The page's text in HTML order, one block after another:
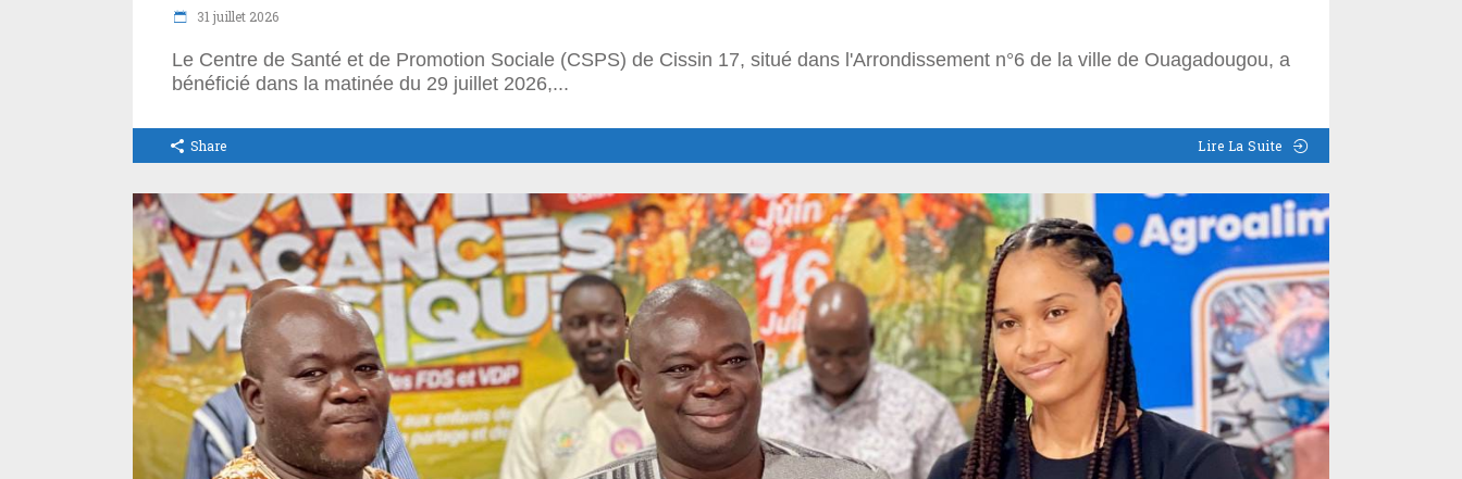
31 juillet 2026
Le Centre de Santé et de Promotion Sociale (CSPS) de Cissin 17, situé dans l'Arrondissement n°6 de la ville de Ouagadougou, a
bénéficié dans la matinée du 29 juillet 2026,
Share Lire La Suite